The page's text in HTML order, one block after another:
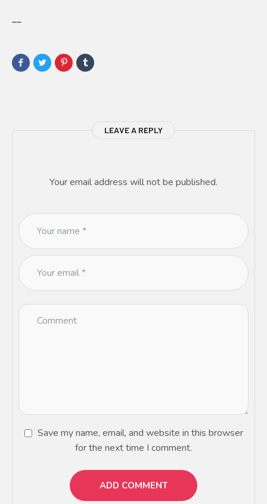
__
LEAVE A REPLY
Your email address will not be published.
Save my name, email, and website in this browser
for the next time I comment.